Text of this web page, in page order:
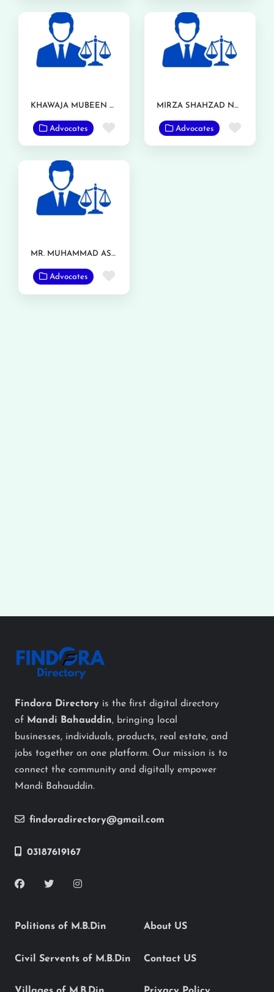
KHAWAJA MUBEEN HASSAN
Advocates Favorite
MIRZA SHAHZAD NASIR
Advocates
MR. MUHAMMAD ASAD GONDAL
Advocates Favorite
Findora Directory is the first digital directory
of Mandi Bahauddin, bringing local
businesses, individuals, products, real estate, and
jobs together on one platform. Our mission is to
connect the community and digitally empower
Mandi Bahauddin.
findoradirectory@gmail.com
03187619167
Politions of M.B.Din
Civil Servents of M.B.Din
About US
Contact US